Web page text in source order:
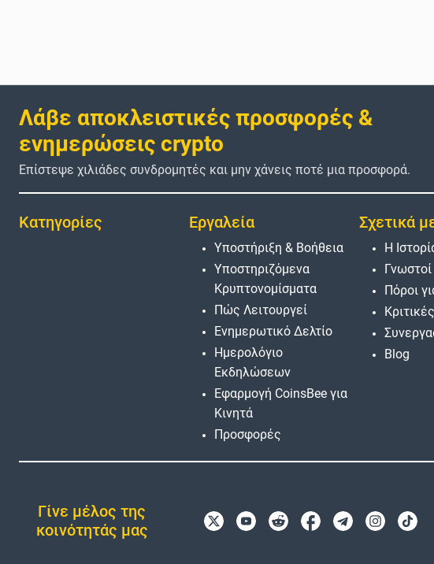
Λάβε αποκλειστικές προσφορές &
ενημερώσεις crypto
Επίστεψε χιλιάδες συνδρομητές και μην χάνεις ποτέ μια προσφορά.
Κατηγορίες Εργαλεία
Υποστήριξη & Βοήθεια
Υποστηριζόμενα
Κρυπτονομίσματα
Πώς Λειτουργεί
Ενημερωτικό Δελτίο
Ημερολόγιο
Εκδηλώσεων
Εφαρμογή CoinsBee για
Κινητά
Προσφορές
Σχετικά
Η
Πόροι
Blog
Γίνε μέλος της
κοινότητάς μας